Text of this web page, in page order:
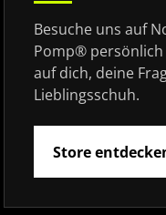
Besuche uns auf
Pomp®
auf dich, deine
Lieblingsschuh.
Store